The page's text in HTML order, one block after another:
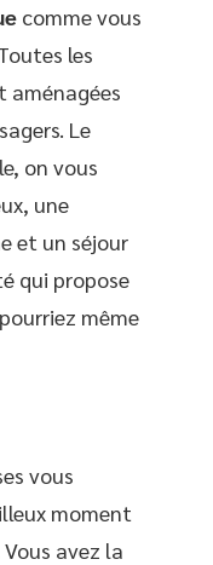
comme vous
les
aménagées
Le
on vous
une
et un séjour
qui propose
même
vous
moment
avez la